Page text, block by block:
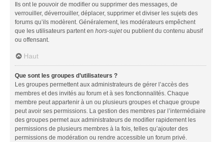
Ils ont le pouvoir de modifier ou supprimer des messages, de
verrouiller, déverrouiller, déplacer, supprimer et diviser les sujets des
forums qu’ils modèrent. Généralement, les modérateurs empêchent
que les utilisateurs partent en hors-sujetou publient du contenu abusif
ou offensant.
Haut
Que sont les groupes d’utilisateurs ?
Les groupes permettent aux administrateurs de gérer l’accès des
membres et des invités au forum et à ses fonctionnalités. Chaque
membre peut appartenir à un ou plusieurs groupes et chaque groupe
peut avoir ses permissions. La gestion des membres par l’intermédiaire
des groupes permet aux administrateurs de modifier rapidement les
permissions de plusieurs membres à la fois, telles qu’ajouter des
permissions de modération ou rendre accessible un forum privé.